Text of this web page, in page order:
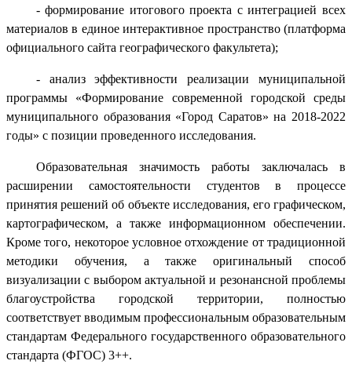
- формирование итогового проекта с интеграцией всех
материалов в единое интерактивное пространство (платформа
официального сайта географического факультета);
- анализ эффективности реализации муниципальной
программы «Формирование современной городской среды
муниципального образования «Город Саратов» на 2018-2022
годы» с позиции проведенного исследования.
Образовательная значимость работы заключалась в
расширении самостоятельности студентов в процессе
принятия решений об объекте исследования, его графическом,
картографическом, а также информационном обеспечении.
Кроме того, некоторое условное отхождение от традиционной
методики обучения, а также оригинальный способ
визуализации с выбором актуальной и резонансной проблемы
благоустройства городской территории, полностью
соответствует вводимым профессиональным образовательным
стандартам Федерального государственного образовательного
стандарта (ФГОС) 3++.